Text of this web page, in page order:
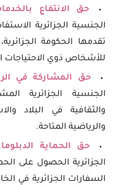
حق الانتفاع
الجنسية الجزائرية
تقدمها الحكومة
للأشخاص ذوي الاحتياجات
حق المشاركة في
الجنسية الجزائرية
والثقافية في البلاد
والرياضية المتاحة.
حق الحماية
الجزائرية الحصول على
السفارات الجزائرية في